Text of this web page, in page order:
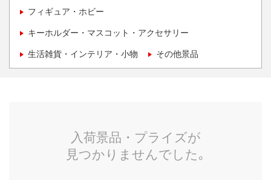
フィギュア・ホビー
キーホルダー・マスコット・アクセサリー
生活雑貨・インテリア・小物 その他景品